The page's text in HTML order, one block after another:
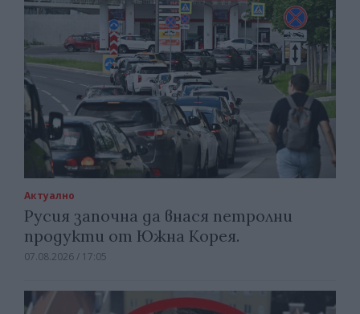
Актуално
Русия започна да внася петролни
продукти от Южна Корея.
07.08.2026 / 17:05